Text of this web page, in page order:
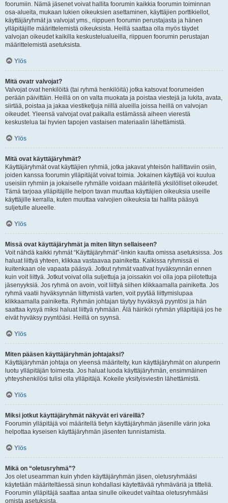
foorumiin. Nämä jäsenet voivat hallita foorumin kaikkia foorumin toiminnan
osa-alueita, mukaan lukien oikeuksien asettaminen, käyttäjien porttikiellot,
käyttäjäryhmät ja valvojat yms., riippuen foorumin perustajasta ja hänen
ylläpitäjille määrittelemistä oikeuksista. Heillä saattaa olla myös täydet
valvojan oikeudet kaikilla keskustelualueilla, riippuen foorumin perustajan
määrittelemistä asetuksista.
Ylös
Mitä ovatr valvojat?
Valvojat ovat henkilöitä (tai ryhmä henkilöitä) jotka katsovat foorumeiden
perään päivittäin. Heillä on on valta muokata ja poistaa viestejä ja lukita, avata,
siirtää, poistaa ja jakaa viestiketjuja niillä alueilla joissa heillä on valvojan
oikeudet. Yleensä valvojat ovat paikalla estämässä aiheen vierestä
keskustelua tai hyvien tapojen vastaisen materiaalin lähettämistä.
Ylös
Mitä ovat käyttäjäryhmät?
Käyttäjäryhmät ovat käyttäjien ryhmiä, jotka jakavat yhteisön hallittaviin osiin,
joiden kanssa foorumin ylläpitäjät voivat toimia. Jokainen käyttäjä voi kuulua
useisiin ryhmiin ja jokaiselle ryhmälle voidaan määritellä yksilölliset oikeudet.
Tämä tarjoaa ylläpitäjille helpon tavan muuttaa käyttäjien oikeuksia useille
käyttäjille kerralla, kuten muuttaa valvojien oikeuksia tai hallita pääsyä
suljetulle alueelle.
Ylös
Missä ovat käyttäjäryhmät ja miten liityn sellaiseen?
Voit nähdä kaikki ryhmät “Käyttäjäryhmät”-linkin kautta omissa asetuksissa. Jos
haluat liittyä yhteen, klikkaa vastaavaa painiketta. Kaikissa ryhmissä ei
kuitenkaan ole vapaata pääsyä. Jotkut ryhmät vaativat hyväksynnän ennen
kuin voit liittyä. Jotkut voivat olla suljettuja ja joissakin voi olla jopa piilotettuja
jäsenyyksiä. Jos ryhmä on avoin, voit liittyä siihen klikkaamalla painiketta. Jos
ryhmä vaatii hyväksynnän liittymistä varten, voit pyytää liittymislupaa
klikkaamalla painiketta. Ryhmän johtajan täytyy hyväksyä pyyntösi ja hän
saattaa kysyä miksi haluat liittyä ryhmään. Älä häiriköi ryhmän ylläpitäjiä jos he
eivät hyväksy pyyntöäsi. Heillä on syynsä.
Ylös
Miten pääsen käyttäjäryhmän johtajaksi?
Käyttäjäryhmän johtaja on yleensä määritelty, kun käyttäjäryhmät on alunperin
luotu ylläpitäjän toimesta. Jos haluat luoda käyttäjäryhmän, ensimmäinen
yhteyshenkilösi tulisi olla ylläpitäjä. Kokeile yksityisviestin lähettämistä.
Ylös
Miksi jotkut käyttäjäryhmät näkyvät eri väreillä?
Foorumin ylläpitäjä voi määritellä tietyn käyttäjäryhmän jäsenille värin joka
helpottaa kyseisen käyttäjäryhmän jäsenten tunnistamista.
Ylös
Mikä on “oletusryhmä”?
Jos olet useamman kuin yhden käyttäjäryhmän jäsen, oletusryhmääsi
käytetään määriteltäessä sinun kohdallasi käytettävää ryhmäväriä ja titteliä.
Foorumin ylläpitäjä saattaa antaa sinulle oikeudet vaihtaa oletusryhmääsi
omista asetuksista.